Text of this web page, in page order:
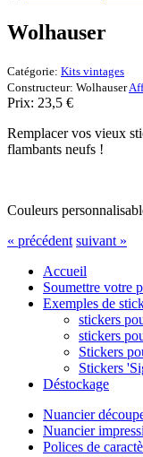
Wolhauser
Catégorie: Kits vintages
Constructeur: Wolhauser
Prix: 23,5 €
Remplacer vos vieux
flambants neufs !
Couleurs
« précédent suivant »
Accueil
Soumettre votre
Exemples de
stickers
stickers
Stickers
Stickers
Déstockage
Nuancier
Nuancier
Polices de